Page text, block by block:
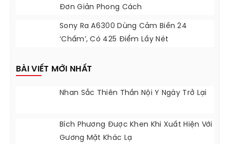
Đơn Giản Phong Cách
Sony Ra A6300 Dùng Cảm Biến 24
‘chấm’, Có 425 Điểm Lấy Nét
BÀI VIẾT MỚI NHẤT
Nhan Sắc Thiên Thần Nội Y Ngày Trở Lại
Bích Phương Được Khen Khi Xuất Hiện Với
Gương Mặt Khác Lạ